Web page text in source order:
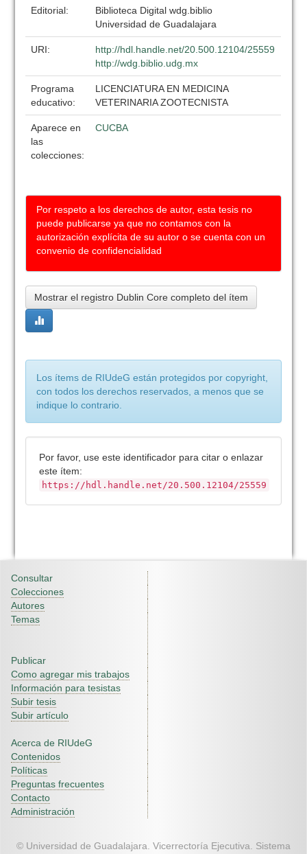
Editorial:
Biblioteca Digital wdg.biblio
Universidad de Guadalajara
URI:
http://hdl.handle.net/20.500.12104/25559
http://wdg.biblio.udg.mx
Programa
educativo:
LICENCIATURA EN MEDICINA
VETERINARIA ZOOTECNISTA
Aparece en
las
colecciones:
CUCBA
Por respeto a los derechos de autor, esta tesis no
puede publicarse ya que no contamos con la
autorización explícita de su autor o se cuenta con un
convenio de confidencialidad
Mostrar el registro Dublin Core completo del ítem
Los ítems de RIUdeG están protegidos por copyright,
con todos los derechos reservados, a menos que se
indique lo contrario.
Por favor, use este identificador para citar o enlazar
este ítem:
https://hdl.handle.net/20.500.12104/25559
Consultar
Colecciones
Autores
Temas
Publicar
Como agregar mis trabajos
Información para tesistas
Subir tesis
Subir artículo
Acerca de RIUdeG
Contenidos
Políticas
Preguntas frecuentes
Contacto
Administración
© Universidad de Guadalajara. Vicerrectoría Ejecutiva. Sistema